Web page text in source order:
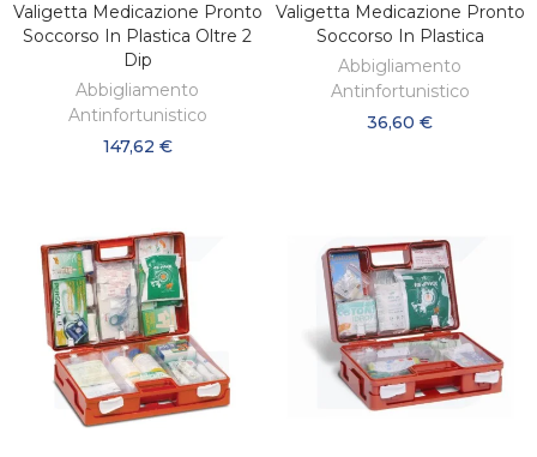
AGGIUNGI AL CARRELLO
Valigetta Medicazione Pronto
Soccorso In Plastica Oltre 2
Dip
Abbigliamento
Antinfortunistico
147,62 €
AGGIUNGI AL CARRELLO
Valigetta Medicazione Pronto
Soccorso In Plastica
Abbigliamento
Antinfortunistico
36,60 €